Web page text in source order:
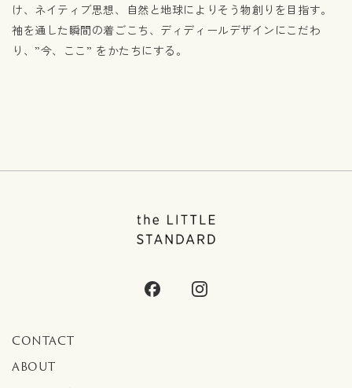
け、ネイティブ思想、自然と地球によりそう物創りを目指す。
袖を通した瞬間の着ごこち、ディディールデザインにこだわ
り、”今、ここ” をかたちにする。
CONTACT
ABOUT